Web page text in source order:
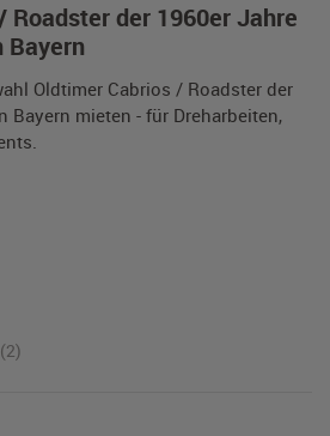
Roadster der 1960er Jahre
Bayern
Oldtimer Cabrios / Roadster der
Bayern mieten - für Dreharbeiten,
(2)